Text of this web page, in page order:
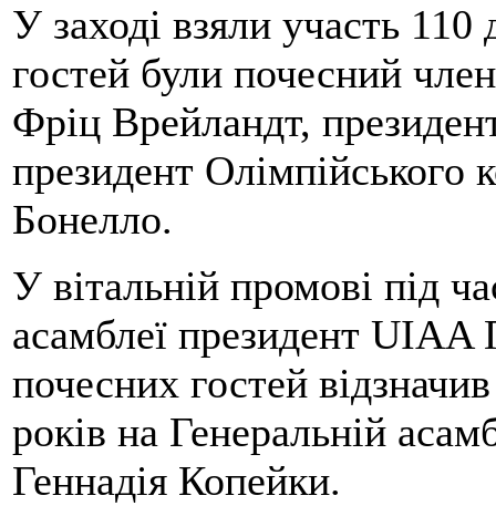
У заході взяли участь 110
гостей були почесний
Фріц Врейландт,
президент
Бонелло.
У вітальній промові під
асамблеї президент
почесних гостей
років на Генеральній
Геннадія Копейки.